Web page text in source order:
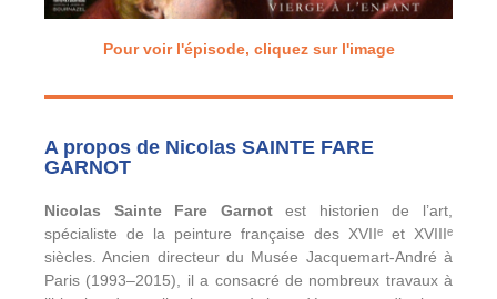
Pour voir l'épisode, cliquez sur l'image
A propos de Nicolas SAINTE FARE
GARNOT
Nicolas Sainte Fare Garnotest historien de l’art,
spécialiste de la peinture française des XVIIᵉ et XVIIIᵉ
siècles. Ancien directeur du Musée Jacquemart-André à
Paris (1993–2015), il a consacré de nombreux travaux à